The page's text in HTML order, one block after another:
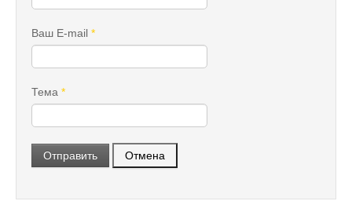
Ваш E-mail *
Тема *
Отправить Отмена